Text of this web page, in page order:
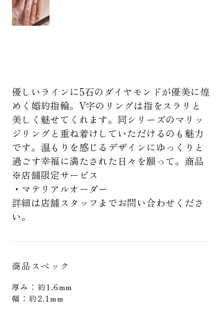
優しいラインに5石のダイヤモンドが優美に煌
めく婚約指輪。V字のリングは指をスラリと
美しく魅せてくれます。同シリーズのマリッ
ジリングと重ね着けしていただけるのも魅力
です。温もりを感じるデザインにゆっくりと
過ごす幸福に満たされた日々を願って。商品
※店舗限定サービス
・マテリアルオーダー
詳細は店舗スタッフまでお問い合わせくださ
い。
商品スペック
厚み：約1.6mm
幅：約2.1mm